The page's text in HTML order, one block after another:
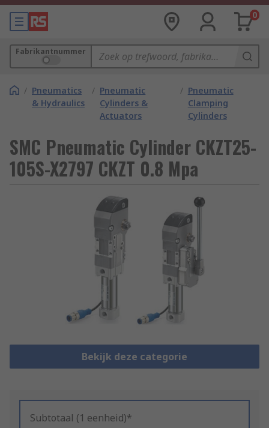
0
Fabrikantnummer
/ Pneumatics
& Hydraulics
/ Pneumatic
Cylinders &
Actuators
/ Pneumatic
Clamping
Cylinders
SMC Pneumatic Cylinder CKZT25-
105S-X2797 CKZT 0.8 Mpa
Bekijk deze categorie
Subtotaal (1 eenheid)*